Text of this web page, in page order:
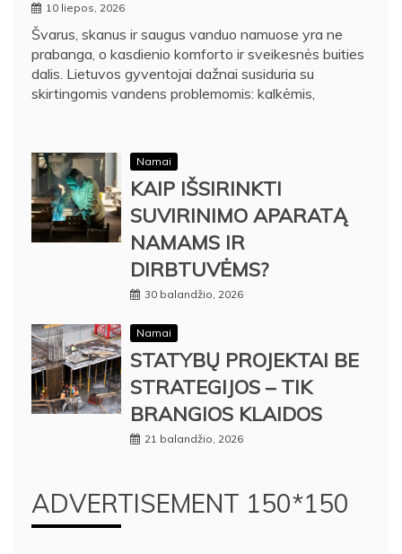
10 liepos, 2026
Švarus, skanus ir saugus vanduo namuose yra ne
prabanga, o kasdienio komforto ir sveikesnės buities
dalis. Lietuvos gyventojai dažnai susiduria su
skirtingomis vandens problemomis: kalkėmis,
Namai
KAIP IŠSIRINKTI
SUVIRINIMO APARATĄ
NAMAMS IR
DIRBTUVĖMS?
30 balandžio, 2026
Namai
STATYBŲ PROJEKTAI BE
STRATEGIJOS – TIK
BRANGIOS KLAIDOS
21 balandžio, 2026
ADVERTISEMENT 150*150